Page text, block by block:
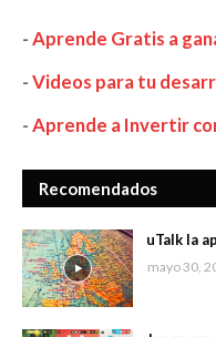
-Aprende Gratis a
-Videos para tu
-Aprende a Invertir
Recomendados
uTalk la
mayo 30,